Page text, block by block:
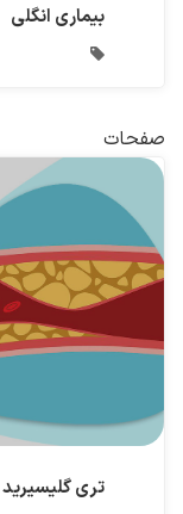
بیماری انگلی
صفحات
تری